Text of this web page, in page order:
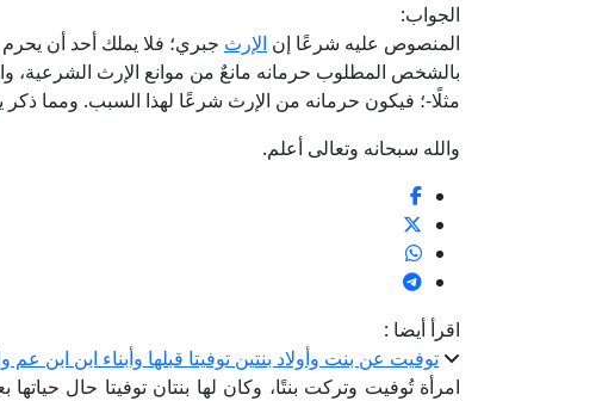
الجواب:
المنصوص عليه شرعًا إن الإرث جبري؛ فلا يملك أحد أن يحرم
بالشخص المطلوب حرمانه مانعٌ من موانع الإرث الشرعية، والتي نص
مثلًا-؛ فيكون حرمانه من الإرث شرعًا لهذا السبب. ومما
والله سبحانه وتعالى أعلم.
اقرأ أيضا :
توفيت عن بنت وأولاد بنتين توفيتا قبلها وأبناء ابن ابن عم
امرأة تُوفيت وتركت بنتًا، وكان لها بنتان توفيتا حال حياتها